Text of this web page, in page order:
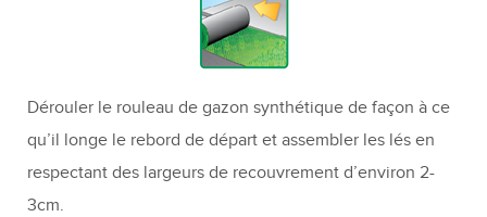
Dérouler le rouleau de gazon synthétique de façon à ce
qu’il longe le rebord de départ et assembler les lés en
respectant des largeurs de recouvrement d’environ 2-
3cm.